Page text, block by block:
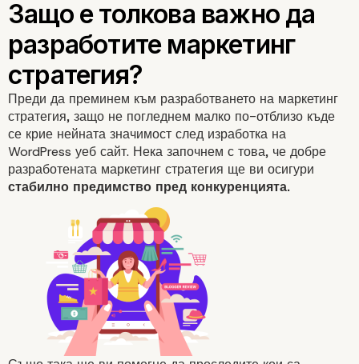
Преди да преминем към разработването на маркетинг
стратегия, защо не погледнем малко по-отблизо къде
се крие нейната значимост след изработка на
WordPress уеб сайт. Нека започнем с това, че добре
разработената маркетинг стратегия ще ви осигури
стабилно предимство пред конкуренцията.